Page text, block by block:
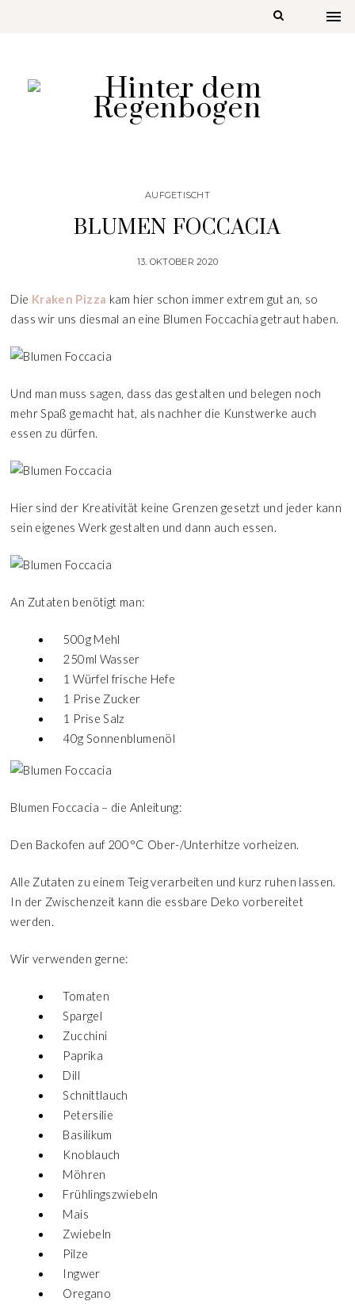
AUFGETISCHT
BLUMEN FOCCACIA
13. OKTOBER 2020
Die Kraken Pizza kam hier schon immer extrem gut an, so
dass wir uns diesmal an eine Blumen Foccachia getraut haben.
Und man muss sagen, dass das gestalten und belegen noch
mehr Spaß gemacht hat, als nachher die Kunstwerke auch
essen zu dürfen.
Hier sind der Kreativität keine Grenzen gesetzt und jeder kann
sein eigenes Werk gestalten und dann auch essen.
An Zutaten benötigt man:
500g Mehl
250ml Wasser
1 Würfel frische Hefe
1 Prise Zucker
1 Prise Salz
40g Sonnenblumenöl
Blumen Foccacia – die Anleitung:
Den Backofen auf 200°C Ober-/Unterhitze vorheizen.
Alle Zutaten zu einem Teig verarbeiten und kurz ruhen lassen.
In der Zwischenzeit kann die essbare Deko vorbereitet
werden.
Wir verwenden gerne:
Tomaten
Spargel
Zucchini
Paprika
Dill
Schnittlauch
Petersilie
Basilikum
Knoblauch
Möhren
Frühlingszwiebeln
Mais
Zwiebeln
Pilze
Ingwer
Oregano